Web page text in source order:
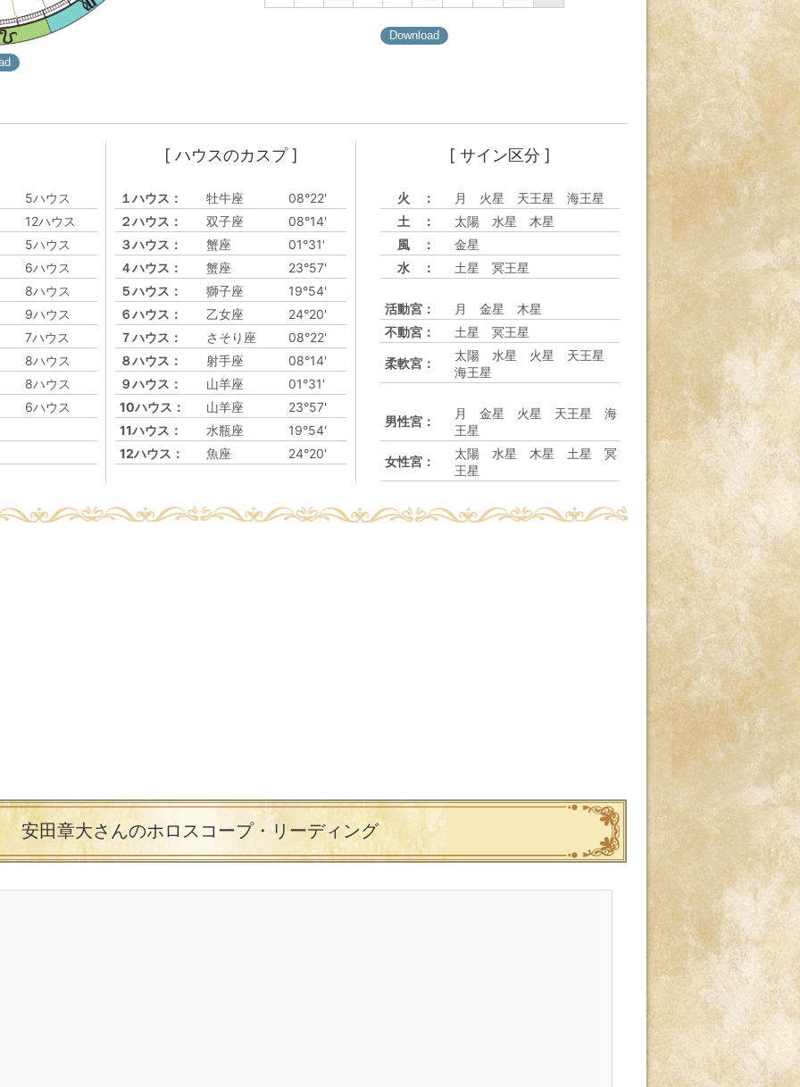
5ハウス
12ハウス
5ハウス
6ハウス
8ハウス
9ハウス
7ハウス
8ハウス
8ハウス
6ハウス
[ ハウスのカスプ ]
１ハウス： 牡牛座
08°22'
２ハウス：
双子座
08°14'
３ハウス：
蟹座
01°31'
４ハウス：
蟹座
23°57'
５ハウス：
獅子座
19°54'
６ハウス：
乙女座
24°20'
７ハウス：
さそり座
08°22'
８ハウス：
射手座
08°14'
９ハウス：
山羊座
01°31'
10ハウス：
山羊座
23°57'
11ハウス：
水瓶座
19°54'
12ハウス：
魚座 24°20'
[ サイン区分 ]
火 ：
月 火星 天王星 海王星
土 ：
太陽 水星 木星
風 ：
金星
水 ：
土星 冥王星
活動宮：
月 金星 木星
不動宮：
土星 冥王星
柔軟宮：
太陽 水星 火星 天王星
海王星
男性宮：
月 金星 火星 天王星 海
王星
女性宮：
太陽 水星 木星 土星 冥
王星
安田章大さんのホロスコープ・リーディング